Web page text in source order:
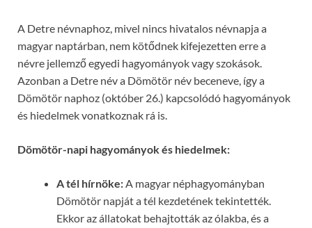
A Detre névnaphoz, mivel nincs hivatalos névnapja a
magyar naptárban, nem kötődnek kifejezetten erre a
névre jellemző egyedi hagyományok vagy szokások.
Azonban a Detre név a Dömötör név beceneve, így a
Dömötör naphoz (október 26.) kapcsolódó hagyományok
és hiedelmek vonatkoznak rá is.
Dömötör-napi hagyományok és hiedelmek:
A tél hírnöke:A magyar néphagyományban
Dömötör napját a tél kezdetének tekintették.
Ekkor az állatokat behajtották az ólakba, és a